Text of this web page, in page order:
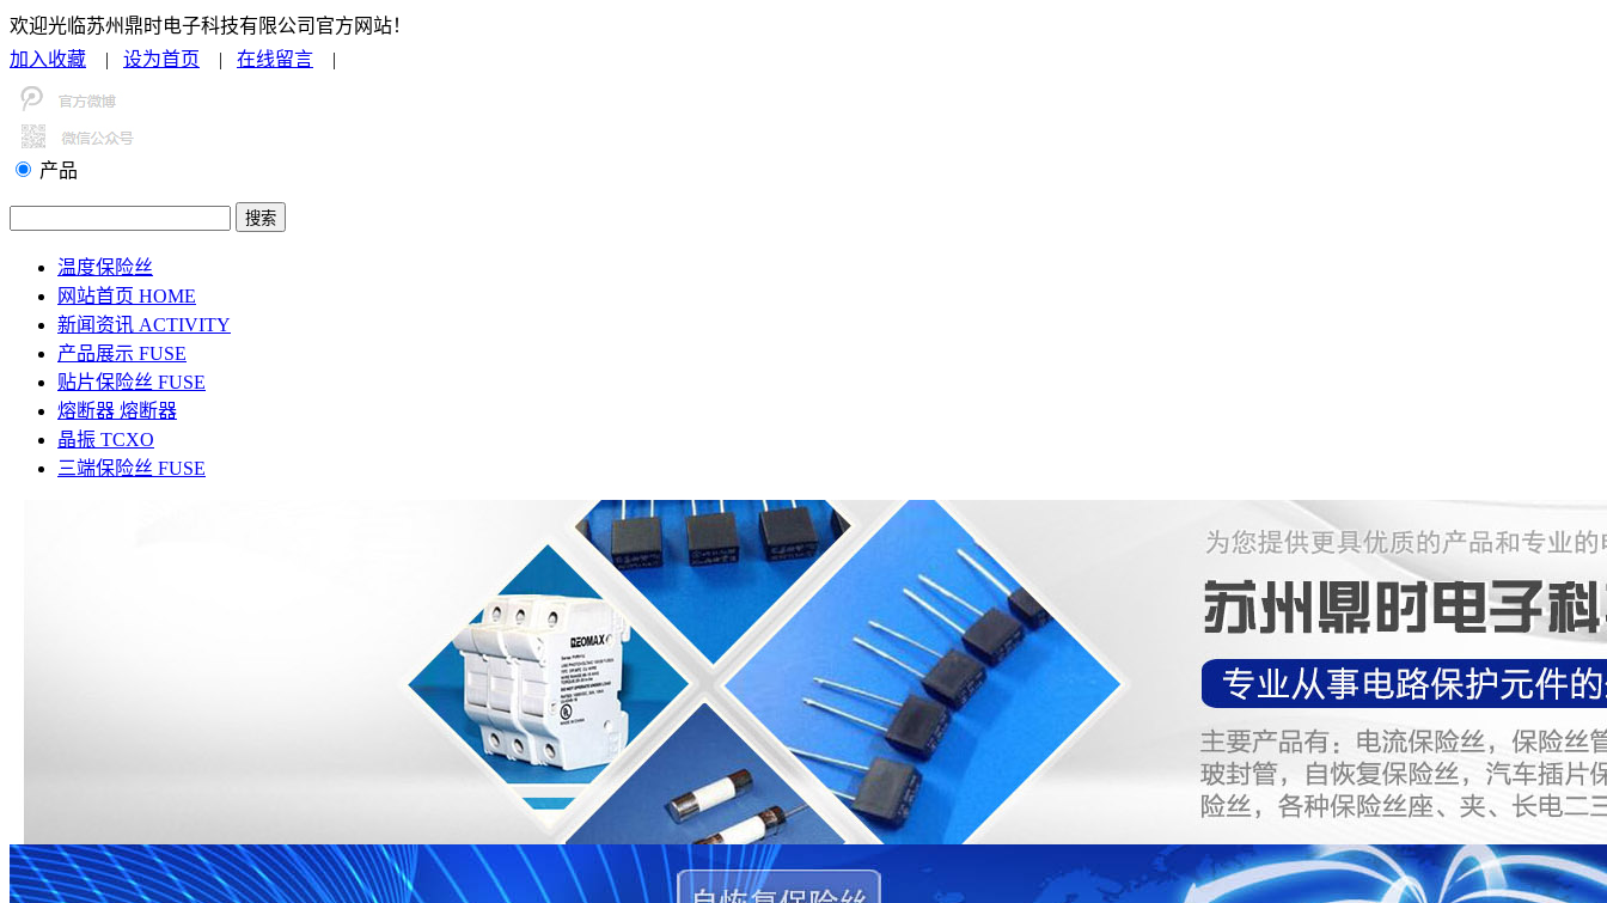
欢迎光临苏州鼎时电子科技有限公司官方网站！
加入收藏 | 设为首页 | 在线留言 |
联系我们
产品
温度保险丝
网站首页 HOME
新闻资讯 ACTIVITY
产品展示 FUSE
贴片保险丝 FUSE
熔断器 熔断器
晶振 TCXO
三端保险丝 FUSE